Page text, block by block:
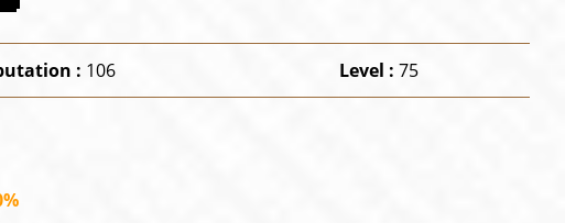
: 106 Level : 75